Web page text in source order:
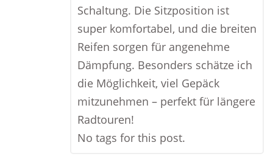
Schaltung. Die Sitzposition ist
super komfortabel, und die breiten
Reifen sorgen für angenehme
Dämpfung. Besonders schätze ich
die Möglichkeit, viel Gepäck
mitzunehmen – perfekt für längere
Radtouren!
No tags for this post.